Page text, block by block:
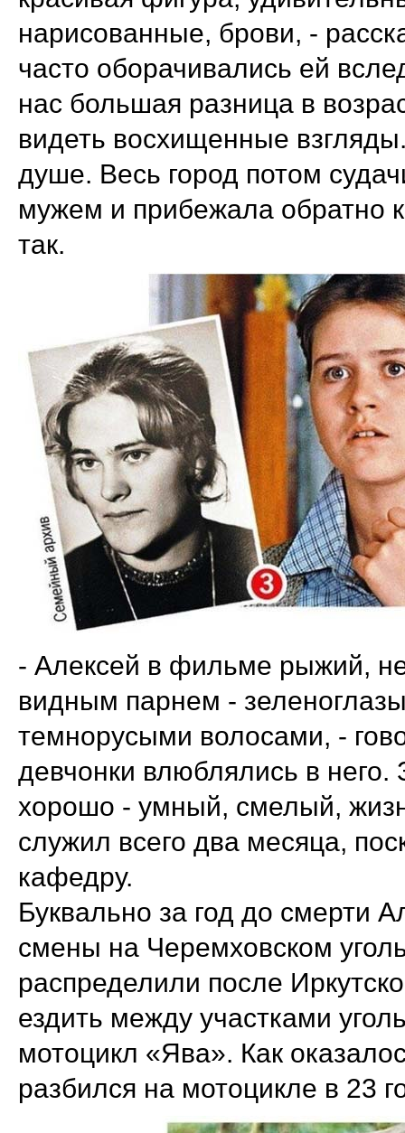
нарисованные, брови, -
часто оборачивались ей
нас большая разница в
видеть восхищенные
душе. Весь город потом
мужем и прибежала обратно
так.
- Алексей в фильме рыжий,
видным парнем -
темнорусыми волосами, -
девчонки влюблялись в него.
хорошо - умный, смелый,
служил всего два месяца,
кафедру.
Буквально за год до смерти
смены на Черемховском
распределили после
ездить между участками
мотоцикл «Ява». Как
разбился на мотоцикле в 23